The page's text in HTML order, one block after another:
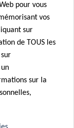
2020
series]
experts
19 fight
2020
Grand-
pour vous
vos
sur
de TOUS les
sur la